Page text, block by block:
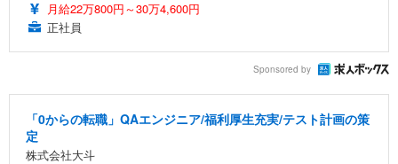
月給22万800円～30万4,600円
正社員
Sponsored by
「0からの転職」QAエンジニア/福利厚生充実/テスト計画の策
定
株式会社大斗